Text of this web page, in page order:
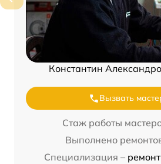
Константин
Вызвать
Стаж работы
Выполнено
Специализация –